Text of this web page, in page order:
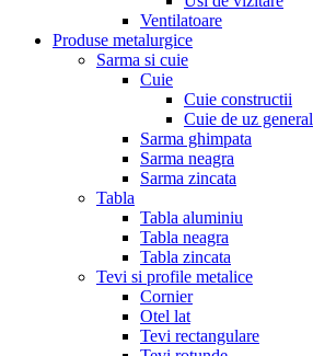
Ventilatoare
Produse metalurgice
Sarma si cuie
Cuie
Cuie constructii
Cuie de uz general
Sarma ghimpata
Sarma neagra
Sarma zincata
Tabla
Tabla aluminiu
Tabla neagra
Tabla zincata
Tevi si profile metalice
Cornier
Otel lat
Tevi rectangulare